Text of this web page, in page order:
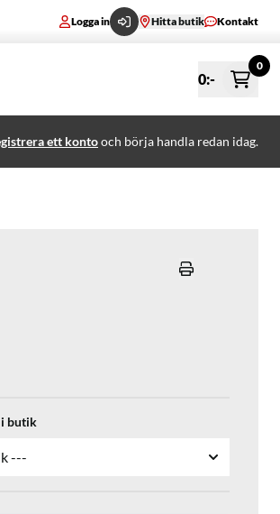
Logga in Hitta butik Kontakt
0:-
0
ett kontooch börja handla redan idag.
butik